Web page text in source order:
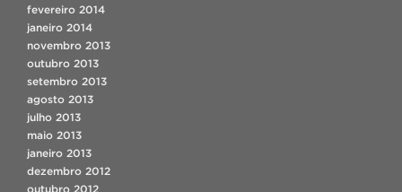
fevereiro 2014
janeiro 2014
novembro 2013
outubro 2013
setembro 2013
agosto 2013
julho 2013
maio 2013
janeiro 2013
dezembro 2012
outubro 2012